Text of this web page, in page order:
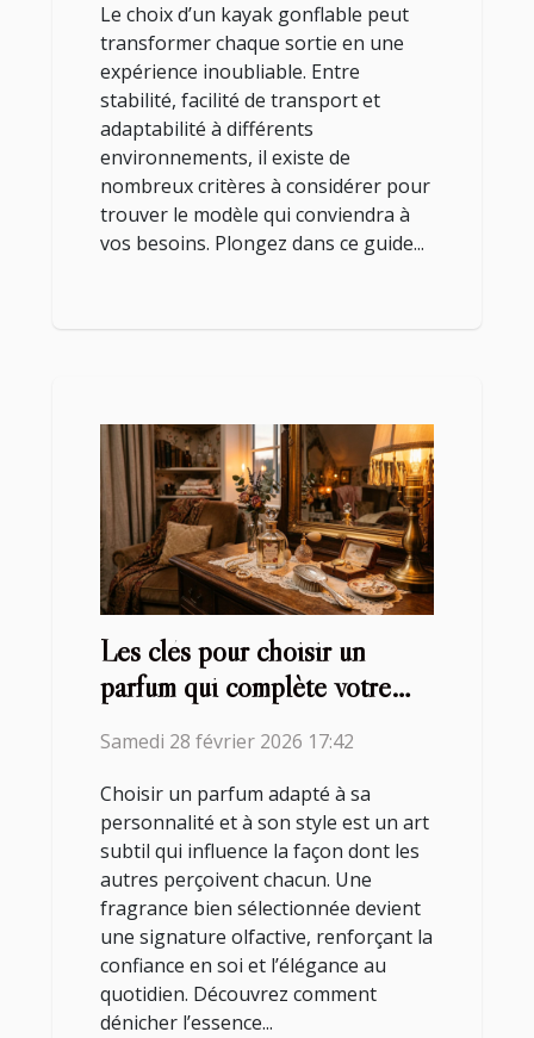
Le choix d’un kayak gonflable peut
transformer chaque sortie en une
expérience inoubliable. Entre
stabilité, facilité de transport et
adaptabilité à différents
environnements, il existe de
nombreux critères à considérer pour
trouver le modèle qui conviendra à
vos besoins. Plongez dans ce guide...
Les clés pour choisir un
parfum qui complète votre
Samedi 28 février 2026 17:42
Choisir un parfum adapté à sa
personnalité et à son style est un art
subtil qui influence la façon dont les
autres perçoivent chacun. Une
fragrance bien sélectionnée devient
une signature olfactive, renforçant la
confiance en soi et l’élégance au
quotidien. Découvrez comment
dénicher l’essence...